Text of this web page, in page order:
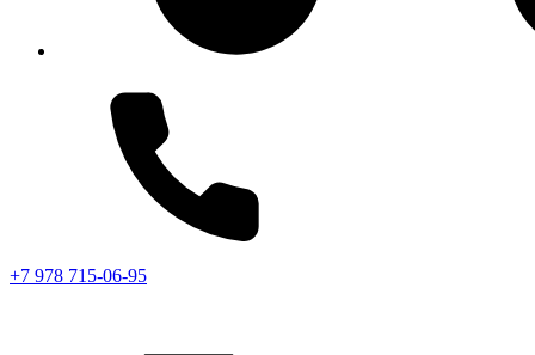
+7 978 715-06-95